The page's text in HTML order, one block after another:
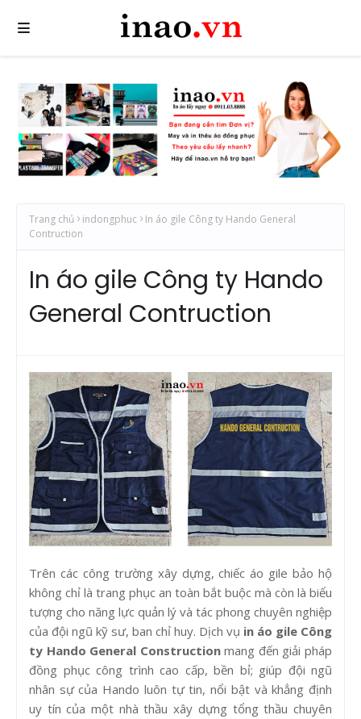
Trang chủ indongphuc
In áo gile Công ty Hando General
Contruction
In áo gile Công ty Hando
General Contruction
Trên các công trường xây dựng, chiếc áo gile bảo hộ
không chỉ là trang phục an toàn bắt buộc mà còn là biểu
tượng cho năng lực quản lý và tác phong chuyên nghiệp
của đội ngũ kỹ sư, ban chỉ huy. Dịch vụ in áo gile Công
ty Hando General Constructionmang đến giải pháp
đồng phục công trình cao cấp, bền bỉ; giúp đội ngũ
nhân sự của Hando luôn tự tin, nổi bật và khẳng định
uy tín của một nhà thầu xây dựng tổng thầu chuyên